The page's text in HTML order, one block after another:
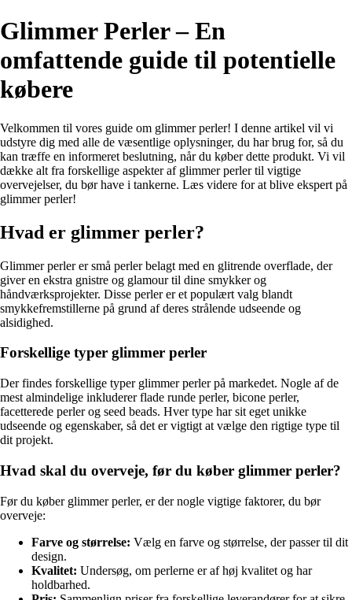
Glimmer Perler – En
omfattende guide til potentielle
købere
Velkommen til vores guide om glimmer perler! I denne artikel vil vi
udstyre dig med alle de væsentlige oplysninger, du har brug for, så du
kan træffe en informeret beslutning, når du køber dette produkt. Vi vil
dække alt fra forskellige aspekter af glimmer perler til vigtige
overvejelser, du bør have i tankerne. Læs videre for at blive ekspert på
glimmer perler!
Hvad er glimmer perler?
Glimmer perler er små perler belagt med en glitrende overflade, der
giver en ekstra gnistre og glamour til dine smykker og
håndværksprojekter. Disse perler er et populært valg blandt
smykkefremstillerne på grund af deres strålende udseende og
alsidighed.
Forskellige typer glimmer perler
Der findes forskellige typer glimmer perler på markedet. Nogle af de
mest almindelige inkluderer flade runde perler, bicone perler,
facetterede perler og seed beads. Hver type har sit eget unikke
udseende og egenskaber, så det er vigtigt at vælge den rigtige type til
dit projekt.
Hvad skal du overveje, før du køber glimmer perler?
Før du køber glimmer perler, er der nogle vigtige faktorer, du bør
overveje:
Farve og størrelse: Vælg en farve og størrelse, der passer til dit
design.
Kvalitet: Undersøg, om perlerne er af høj kvalitet og har
holdbarhed.